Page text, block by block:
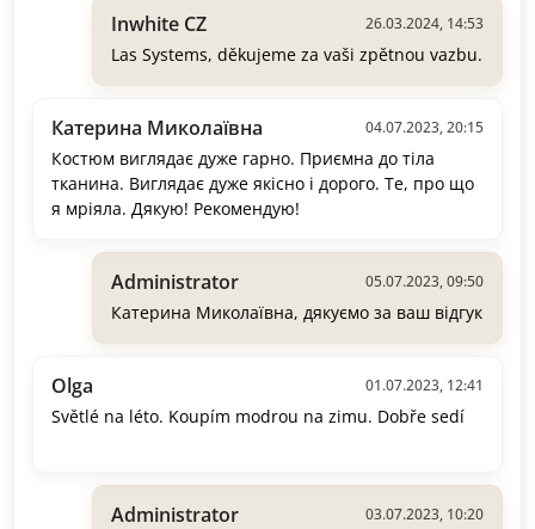
Inwhite CZ 26.03.2024, 14:53
Las Systems, děkujeme za vaši zpětnou vazbu.
Катерина Миколаївна 04.07.2023, 20:15
Костюм виглядає дуже гарно. Приємна до тіла
тканина. Виглядає дуже якісно і дорого. Те, про що
я мріяла. Дякую! Рекомендую!
Administrator 05.07.2023, 09:50
Катерина Миколаївна, дякуємо за ваш відгук
Olga 01.07.2023, 12:41
Světlé na léto. Koupím modrou na zimu. Dobře sedí
Administrator 03.07.2023, 10:20